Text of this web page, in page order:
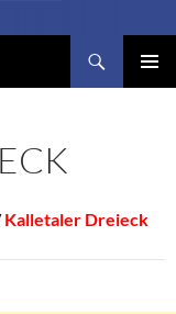
Kalletaler Dreieck